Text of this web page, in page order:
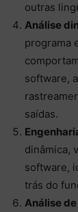
outras
Análise
programa
software,
saídas.
dinâmica,
software,
trás do
Análise